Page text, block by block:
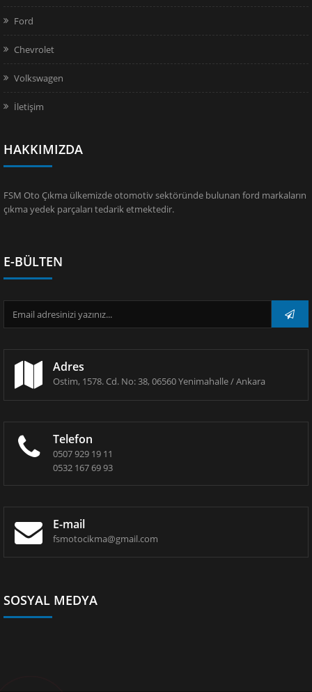
Ford
Chevrolet
Volkswagen
İletişim
HAKKIMIZDA
FSM Oto Çıkma ülkemizde otomotiv sektöründe bulunan ford markaların
çıkma yedek parçaları tedarik etmektedir.
E-BÜLTEN
Adres
Ostim, 1578. Cd. No: 38, 06560 Yenimahalle / Ankara
Telefon
0507 929 19 11
0532 167 69 93
E-mail
fsmotocikma@gmail.com
SOSYAL MEDYA